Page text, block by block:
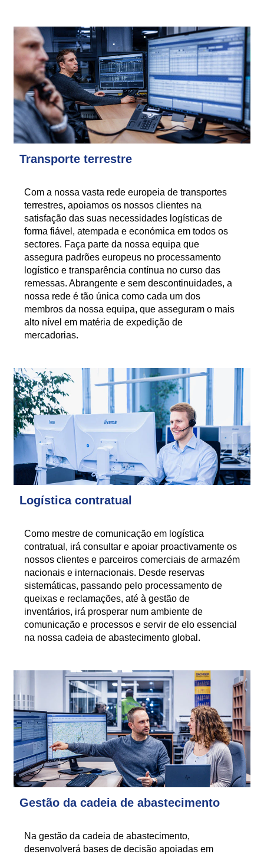
Transporte terrestre
Com a nossa vasta rede europeia de transportes
terrestres, apoiamos os nossos clientes na
satisfação das suas necessidades logísticas de
forma fiável, atempada e económica em todos os
sectores. Faça parte da nossa equipa que
assegura padrões europeus no processamento
logístico e transparência contínua no curso das
remessas. Abrangente e sem descontinuidades, a
nossa rede é tão única como cada um dos
membros da nossa equipa, que asseguram o mais
alto nível em matéria de expedição de
mercadorias.
Logística contratual
Como mestre de comunicação em logística
contratual, irá consultar e apoiar proactivamente os
nossos clientes e parceiros comerciais de armazém
nacionais e internacionais. Desde reservas
sistemáticas, passando pelo processamento de
queixas e reclamações, até à gestão de
inventários, irá prosperar num ambiente de
comunicação e processos e servir de elo essencial
na nossa cadeia de abastecimento global.
Gestão da cadeia de abastecimento
Na gestão da cadeia de abastecimento,
desenvolverá bases de decisão apoiadas em